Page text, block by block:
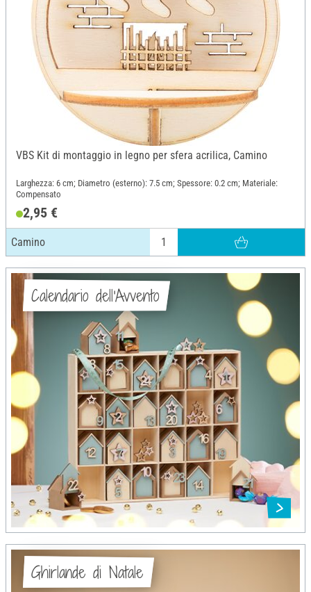
VBS Kit di montaggio in legno per sfera acrilica, Camino
Larghezza: 6 cm; Diametro (esterno): 7.5 cm; Spessore: 0.2 cm; Materiale:
Compensato
2,95 €
Camino
Calendario dell'Avvento
Ghirlande di Natale